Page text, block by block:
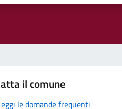
il comune
le domande frequenti